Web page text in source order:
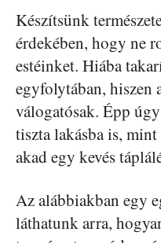
Készítsünk
érdekében, hogy ne
estéinket. Hiába
egyfolytában, hiszen
válogatósak. Épp
tiszta lakásba is,
akad egy kevés
Az alábbiakban egy
láthatunk arra,